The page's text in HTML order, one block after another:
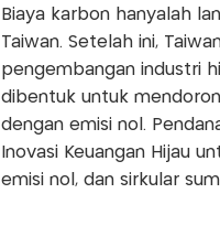
Biaya karbon hanyalah
Taiwan. Setelah ini,
pengembangan industri
dibentuk untuk
dengan emisi nol.
Inovasi Keuangan Hijau
emisi nol, dan sirkular